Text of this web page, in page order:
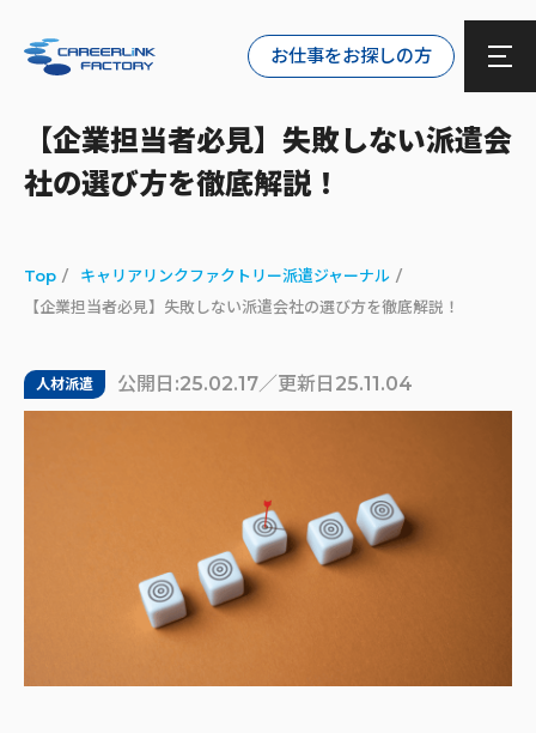
お仕事をお探しの方
【企業担当者必見】失敗しない派遣会
社の選び方を徹底解説！
Top
キャリアリンクファクトリー派遣ジャーナル
【企業担当者必見】失敗しない派遣会社の選び方を徹底解説！
人材派遣 公開日:25.02.17／更新日25.11.04